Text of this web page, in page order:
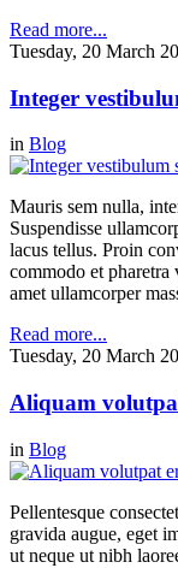
Read more...
Tuesday, 20 March
Integer
in Blog
Mauris sem nulla,
Suspendisse
lacus tellus. Proin
commodo et
amet ullamcorper
Read more...
Tuesday, 20 March
Aliquam
in Blog
Pellentesque
gravida augue, eget
ut neque ut nibh